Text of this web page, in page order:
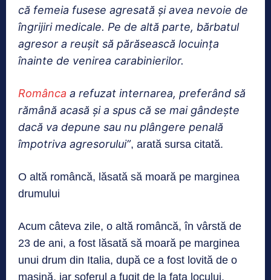
că femeia fusese agresată și avea nevoie de
îngrijiri medicale. Pe de altă parte, bărbatul
agresor a reușit să părăsească locuința
înainte de venirea carabinierilor.
Românca a refuzat internarea, preferând să
rămână acasă și a spus că se mai gândește
dacă va depune sau nu plângere penală
împotriva agresorului”, arată sursa citată.
O altă româncă, lăsată să moară pe marginea
drumului
Acum câteva zile, o altă româncă, în vârstă de
23 de ani, a fost lăsată să moară pe marginea
unui drum din Italia, după ce a fost lovită de o
maşină, iar şoferul a fugit de la fața locului.